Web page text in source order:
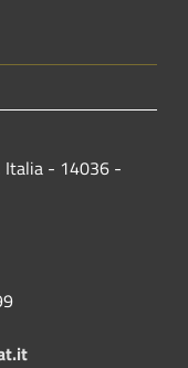
Italia - 14036 -